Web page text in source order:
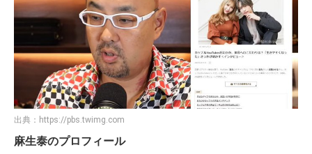
出典： https://pbs.twimg.com
麻生泰のプロフィール